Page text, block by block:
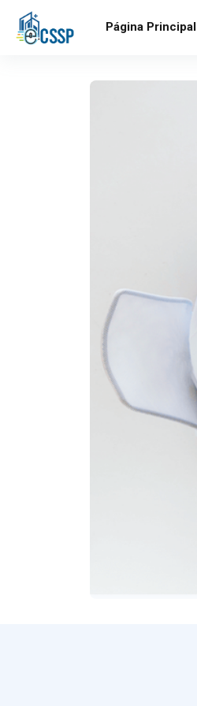
Salta al contenido principal
Página Principal